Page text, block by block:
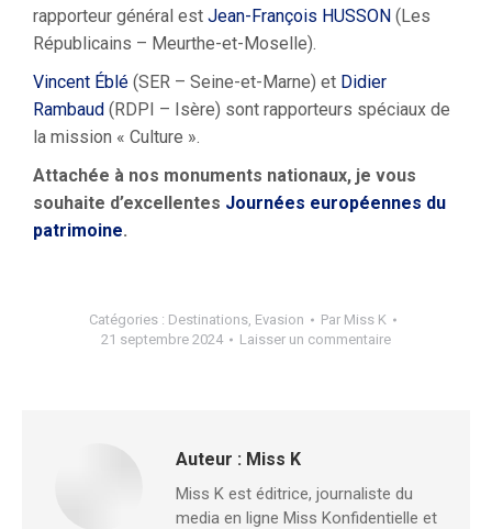
rapporteur général est Jean-François HUSSON (Les
Républicains – Meurthe-et-Moselle).
Vincent Éblé (SER – Seine-et-Marne) et Didier
Rambaud (RDPI – Isère) sont rapporteurs spéciaux de
la mission « Culture ».
Attachée à nos monuments nationaux, je vous
souhaite d’excellentes Journées européennes du
patrimoine.
Catégories : Destinations, Evasion Par Miss K
21 septembre 2024
Laisser un commentaire
Auteur : Miss K
Miss K est éditrice, journaliste du
media en ligne Miss Konfidentielle et